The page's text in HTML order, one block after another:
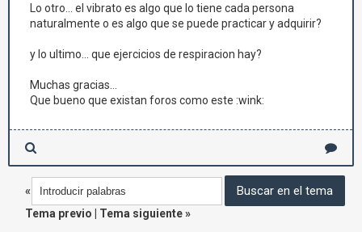
Lo otro... el vibrato es algo que lo tiene cada persona
naturalmente o es algo que se puede practicar y adquirir?
y lo ultimo... que ejercicios de respiracion hay?
Muchas gracias...
Que bueno que existan foros como este :wink:
«
Tema previo
Tema siguiente»